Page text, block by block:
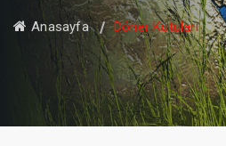
Anasayfa Döner Kutuları